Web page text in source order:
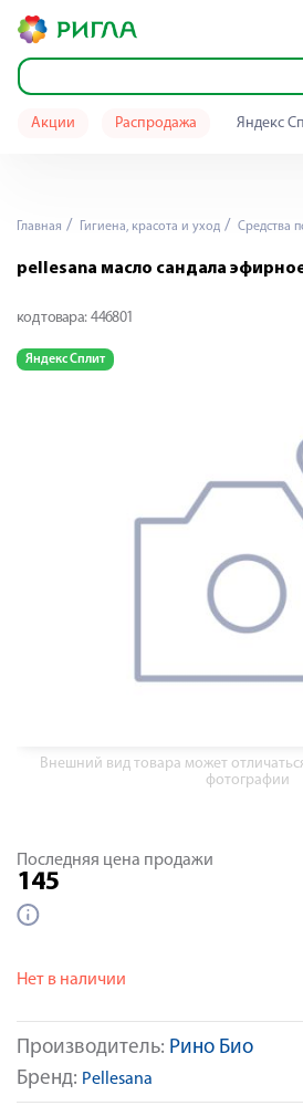
Акции Распродажа Яндекс
Главная Гигиена, красота и уход Средства
pellesana масло сандала
код товара: 446801
Яндекс Сплит
Внешний вид товара может
фотографии
Производитель: Рино Био
Бренд: Pellesana
Последняя цена продажи
145
Нет в наличии